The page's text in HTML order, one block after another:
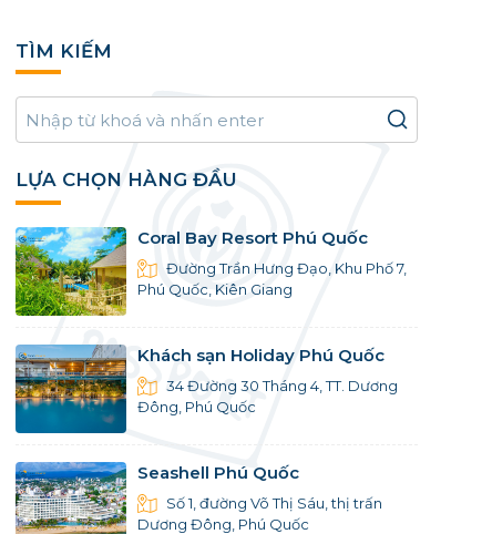
TÌM KIẾM
LỰA CHỌN HÀNG ĐẦU
Coral Bay Resort Phú Quốc
Đường Trần Hưng Đạo, Khu Phố 7,
Phú Quốc, Kiên Giang
Khách sạn Holiday Phú Quốc
34 Đường 30 Tháng 4, TT. Dương
Đông, Phú Quốc
Seashell Phú Quốc
Số 1, đường Võ Thị Sáu, thị trấn
Dương Đông, Phú Quốc